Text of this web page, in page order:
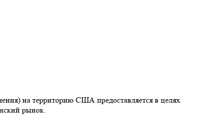
на территорию США предоставляется в целях
рынок.